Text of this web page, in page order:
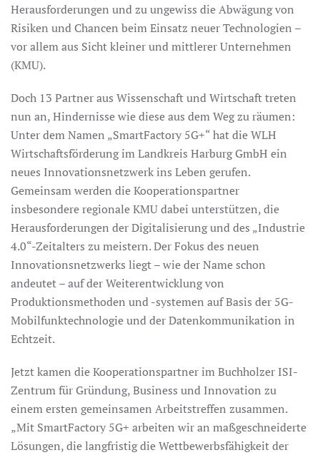
Herausforderungen und zu ungewiss die Abwägung von
Risiken und Chancen beim Einsatz neuer Technologien –
vor allem aus Sicht kleiner und mittlerer Unternehmen
(KMU).
Doch 13 Partner aus Wissenschaft und Wirtschaft treten
nun an, Hindernisse wie diese aus dem Weg zu räumen:
Unter dem Namen „SmartFactory 5G+“ hat die WLH
Wirtschaftsförderung im Landkreis Harburg GmbH ein
neues Innovationsnetzwerk ins Leben gerufen.
Gemeinsam werden die Kooperationspartner
insbesondere regionale KMU dabei unterstützen, die
Herausforderungen der Digitalisierung und des „Industrie
4.0“-Zeitalters zu meistern. Der Fokus des neuen
Innovationsnetzwerks liegt – wie der Name schon
andeutet – auf der Weiterentwicklung von
Produktionsmethoden und -systemen auf Basis der 5G-
Mobilfunktechnologie und der Datenkommunikation in
Echtzeit.
Jetzt kamen die Kooperationspartner im Buchholzer ISI-
Zentrum für Gründung, Business und Innovation zu
einem ersten gemeinsamen Arbeitstreffen zusammen.
„Mit SmartFactory 5G+ arbeiten wir an maßgeschneiderte
Lösungen, die langfristig die Wettbewerbsfähigkeit der